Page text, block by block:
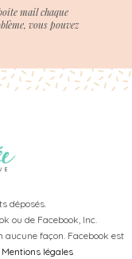
mail chaque
vous pouvez
déposés.
ou de Facebook, Inc.
aucune façon. Facebook est
Mentions légales